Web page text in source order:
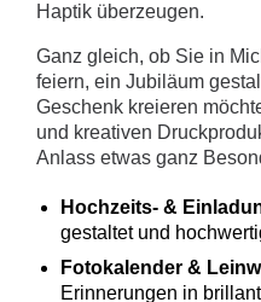
Haptik überzeugen.
Ganz gleich, ob Sie in
feiern, ein Jubiläum
Geschenk kreieren
und kreativen
Anlass etwas ganz
Hochzeits- &
gestaltet und
Fotokalender &
Erinnerungen in